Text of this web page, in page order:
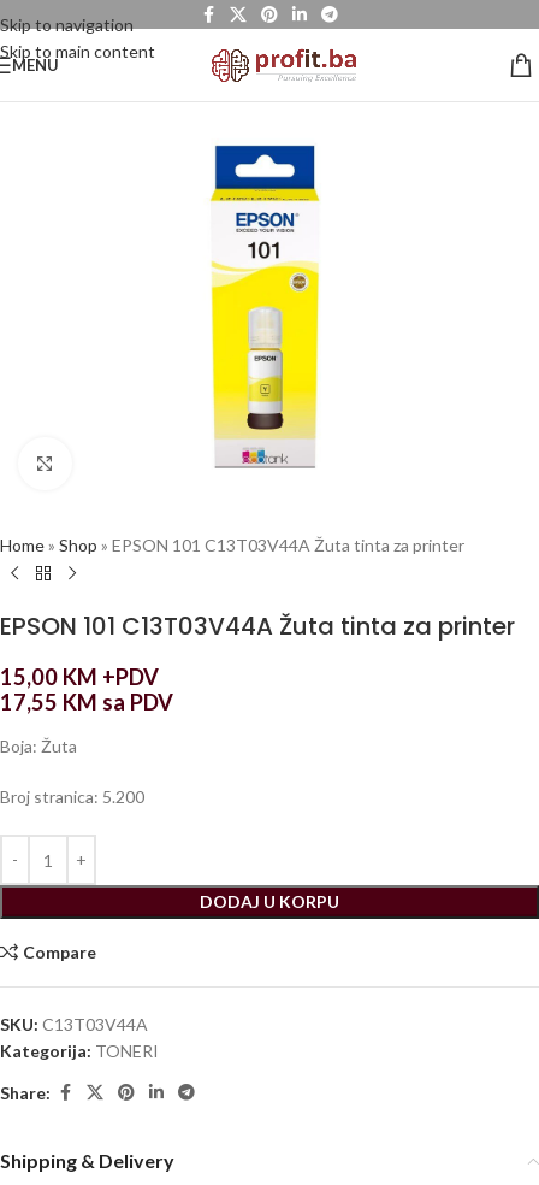
Skip to navigation
Skip to main content
MENU
Home» Shop » EPSON 101 C13T03V44A Žuta tinta za printer
EPSON 101 C13T03V44A Žuta tinta za printer
15,00 KM +PDV
17,55 KM sa PDV
Boja: Žuta
Broj stranica: 5.200
DODAJ U KORPU
Compare
SKU: C13T03V44A
Kategorija: TONERI
Share:
Shipping & Delivery